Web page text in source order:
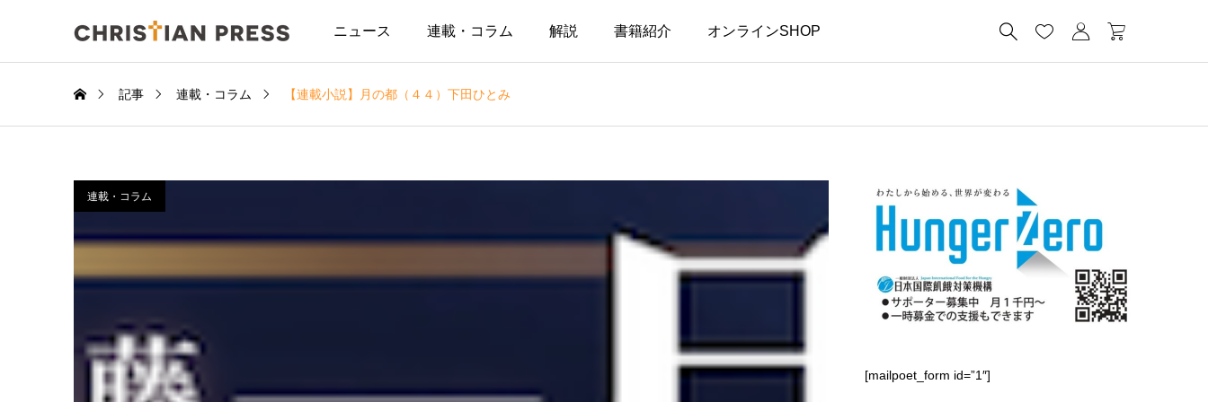
ニュース 連載・コラム 解説 書籍紹介 オンラインSHOP    
記事 連載・コラム 【連載小説】月の都（４４）下田ひとみ
連載・コラム
[mailpoet_form id=”1″]